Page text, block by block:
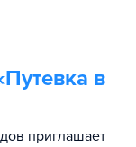
в
приглашает